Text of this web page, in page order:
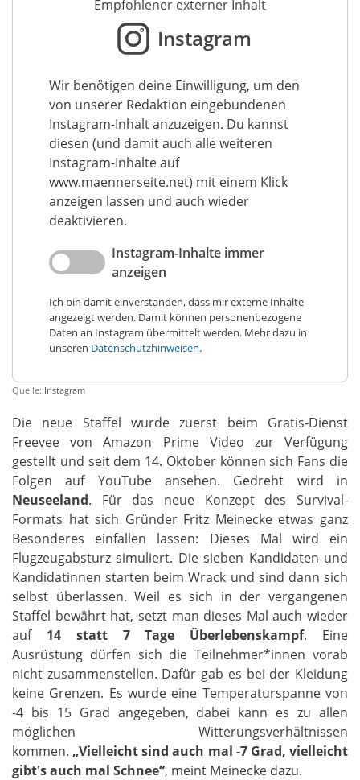
Empfohlener externer Inhalt
Instagram
Wir benötigen deine Einwilligung, um den
von unserer Redaktion eingebundenen
Instagram-Inhalt anzuzeigen. Du kannst
diesen (und damit auch alle weiteren
Instagram-Inhalte auf
www.maennerseite.net) mit einem Klick
anzeigen lassen und auch wieder
deaktivieren.
Instagram-Inhalte immer
anzeigen
Ich bin damit einverstanden, dass mir externe Inhalte
angezeigt werden. Damit können personenbezogene
Daten an Instagram übermittelt werden. Mehr dazu in
unseren Datenschutzhinweisen.
Quelle: Instagram
Die neue Staffel wurde zuerst beim Gratis-Dienst
Freevee von Amazon Prime Video zur Verfügung
gestellt und seit dem 14. Oktober können sich Fans die
Folgen auf YouTube ansehen. Gedreht wird in
Neuseeland. Für das neue Konzept des Survival-
Formats hat sich Gründer Fritz Meinecke etwas ganz
Besonderes einfallen lassen: Dieses Mal wird ein
Flugzeugabsturz simuliert. Die sieben Kandidaten und
Kandidatinnen starten beim Wrack und sind dann sich
selbst überlassen. Weil es sich in der vergangenen
Staffel bewährt hat, setzt man dieses Mal auch wieder
auf 14 statt 7 Tage Überlebenskampf. Eine
Ausrüstung dürfen sich die Teilnehmer*innen vorab
nicht zusammenstellen. Dafür gab es bei der Kleidung
keine Grenzen. Es wurde eine Temperaturspanne von
-4 bis 15 Grad angegeben, dabei kann es zu allen
möglichen Witterungsverhältnissen
kommen. „Vielleicht sind auch mal -7 Grad, vielleicht
gibt's auch mal Schnee“, meint Meinecke dazu.